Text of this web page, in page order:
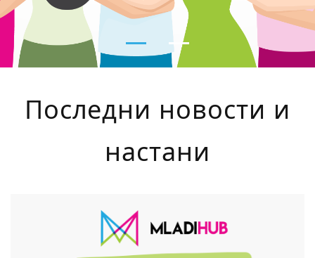
Последни новости и
настани